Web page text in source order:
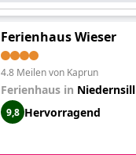
Ferienhaus Wieser
4.8 Meilen von Kaprun
Ferienhaus in Niedernsill
9,8 Hervorragend